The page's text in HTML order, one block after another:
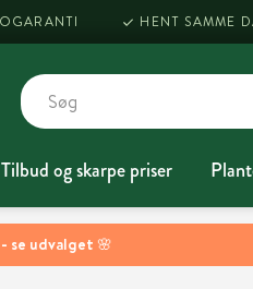
se udvalget 🌸
HENT SAMME
Tilbud og skarpe priser